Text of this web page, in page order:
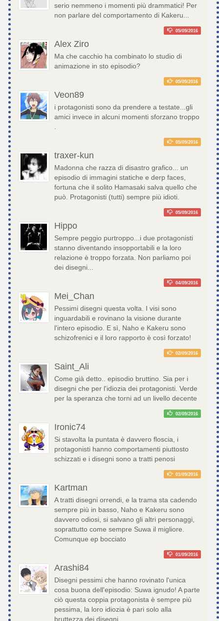
serio nemmeno i momenti più drammatici! Per
non parlare del comportamento di Kakeru...
05/09/2016
Alex Ziro
Ma che cacchio ha combinato lo studio di
animazione in sto episodio?
05/09/2016
Veon89
i protagonisti sono da prendere a testate...gli
amici invece in alcuni momenti sforzano troppo
05/09/2016
traxer-kun
Madonna che razza di disastro grafico... un
episodio di immagini statiche e derp faces,
fortuna che il solito Hamasaki salva quello che
può. Protagonisti (tutti) sempre più idioti.
05/09/2016
Hippo
Sempre peggio purtroppo...i due protagonisti
stanno diventando insopportabili e la loro
relazione è troppo forzata. Non parliamo poi
dei disegni...
04/09/2016
Mei_Chan
Pessimi disegni questa volta. I visi sono
inguardabili e rovinano la visione durante
l'intero episodio. E sì, Naho e Kakeru sono
schizofrenici e il loro rapporto è così forzato!
02/09/2016
Saint_Ali
Come già detto.. episodio bruttino. Sia per i
disegni che per l'idiozia dei protagonisti. Verde
per la speranza che torni ad un livello decente
02/09/2016
Ironic74
Si stavolta la puntata è davvero floscia, i
protagonisti hanno comportamenti piuttosto
schizzati e i disegni sono a tratti penosi
01/09/2016
Kartman
A tratti disegni orrendi, e la trama sta cadendo
sempre più in basso, Naho e Kakeru sono
davvero odiosi, si salvano gli altri personaggi,
soprattutto come sempre Suwa il migliore.
Comunque ep bocciato
01/09/2016
Arashi84
Disegni pessimi che hanno rovinato l'unica
cosa buona dell'episodio: Suwa ignudo! A parte
ciò questa coppia protagonista è sempre più
pessima, la loro idiozia è pari solo alla
bruttezza dei disegni.